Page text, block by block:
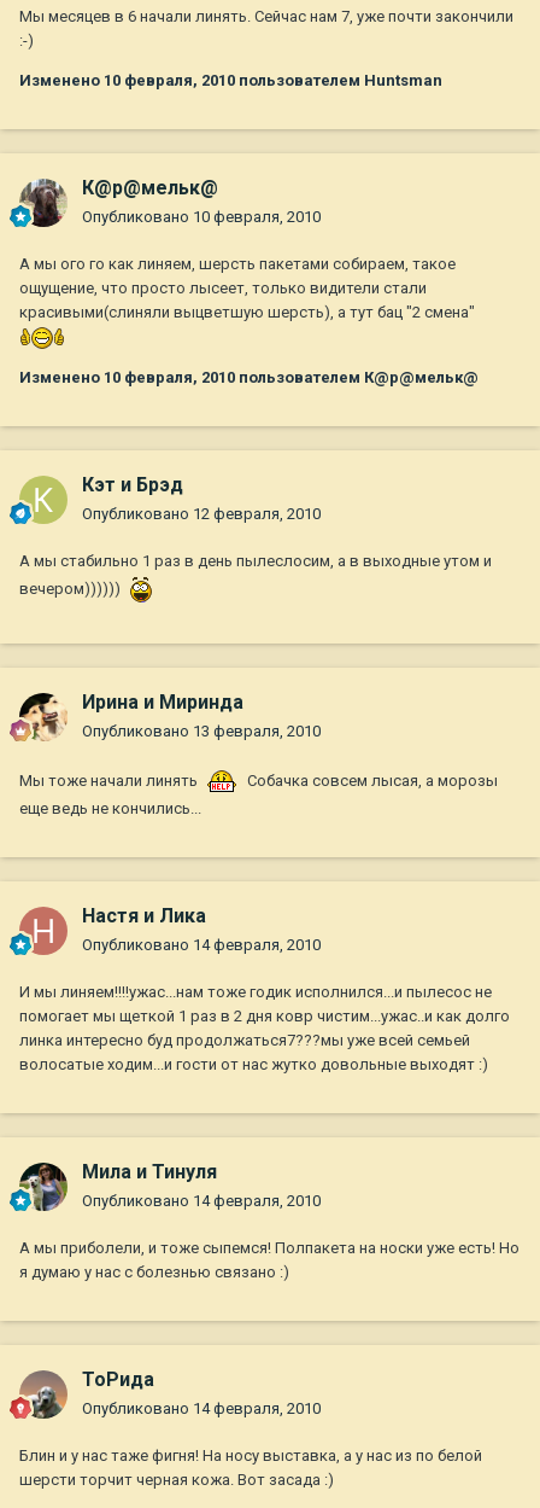
Мы месяцев в 6 начали линять. Сейчас нам 7, уже почти закончили
:-)
Изменено 10 февраля, 2010 пользователем Huntsman
К@р@мельк@
Опубликовано 10 февраля, 2010
А мы ого го как линяем, шерсть пакетами собираем, такое
ощущение, что просто лысеет, только видители стали
красивыми(слиняли выцветшую шерсть), а тут бац "2 смена"
Изменено 10 февраля, 2010 пользователем К@р@мельк@
Кэт и Брэд
Опубликовано 12 февраля, 2010
А мы стабильно 1 раз в день пылеслосим, а в выходные утом и
вечером))))))
Ирина и Миринда
Опубликовано 13 февраля, 2010
Мы тоже начали линять
Собачка совсем лысая, а морозы
еще ведь не кончились...
Настя и Лика
Опубликовано 14 февраля, 2010
И мы линяем!!!!ужас...нам тоже годик исполнился...и пылесос не
помогает мы щеткой 1 раз в 2 дня ковр чистим...ужас..и как долго
линка интересно буд продолжаться7???мы уже всей семьей
волосатые ходим...и гости от нас жутко довольные выходят :)
Мила и Тинуля
Опубликовано 14 февраля, 2010
А мы приболели, и тоже сыпемся! Полпакета на носки уже есть! Но
я думаю у нас с болезнью связано :)
ТоРида
Опубликовано 14 февраля, 2010
Блин и у нас таже фигня! На носу выставка, а у нас из по белой
шерсти торчит черная кожа. Вот засада :)